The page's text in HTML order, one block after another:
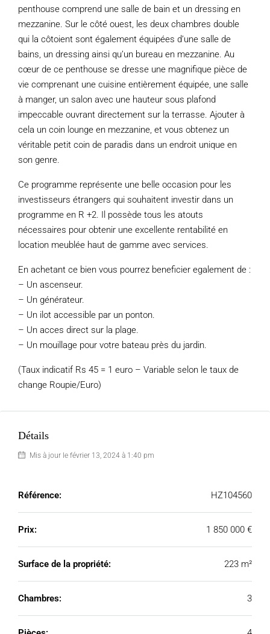
penthouse comprend une salle de bain et un dressing en
mezzanine. Sur le côté ouest, les deux chambres double
qui la côtoient sont également équipées d’une salle de
bains, un dressing ainsi qu’un bureau en mezzanine. Au
cœur de ce penthouse se dresse une magnifique pièce de
vie comprenant une cuisine entièrement équipée, une salle
à manger, un salon avec une hauteur sous plafond
impeccable ouvrant directement sur la terrasse. Ajouter à
cela un coin lounge en mezzanine, et vous obtenez un
véritable petit coin de paradis dans un endroit unique en
son genre.
Ce programme représente une belle occasion pour les
investisseurs étrangers qui souhaitent investir dans un
programme en R +2. Il possède tous les atouts
nécessaires pour obtenir une excellente rentabilité en
location meublée haut de gamme avec services.
En achetant ce bien vous pourrez beneficier egalement de :
– Un ascenseur.
– Un générateur.
– Un ilot accessible par un ponton.
– Un acces direct sur la plage.
– Un mouillage pour votre bateau près du jardin.
(Taux indicatif Rs 45 = 1 euro – Variable selon le taux de
change Roupie/Euro)
Détails
Mis à jour le février 13, 2024 à 1:40 pm
Référence: HZ104560
Prix: 1 850 000 €
Surface de la propriété: 223 m²
Chambres: 3